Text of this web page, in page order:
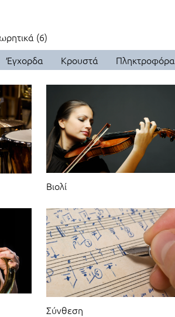
(6)
Έγχορδα Κρουστά Πληκτροφόρα
Βιολί
Σύνθεση